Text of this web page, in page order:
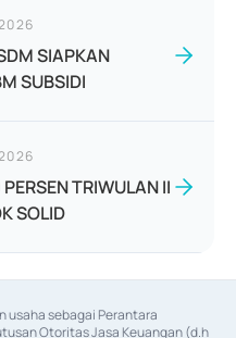
SIAPKAN
SUBSIDI
TRIWULAN II
SOLID
usaha sebagai Perantara
Otoritas Jasa Keuangan (d.h